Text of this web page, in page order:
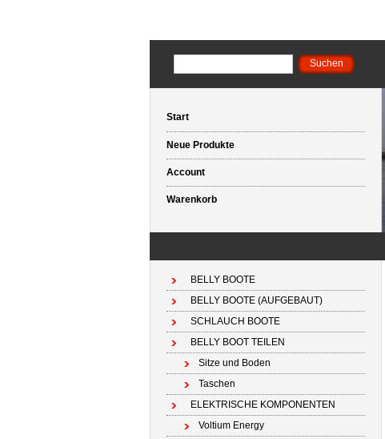
Start
Neue Produkte
Account
Warenkorb
BELLY BOOTE
BELLY BOOTE (AUFGEBAUT)
SCHLAUCH BOOTE
BELLY BOOT TEILEN
Sitze und Boden
Taschen
ELEKTRISCHE KOMPONENTEN
Voltium Energy